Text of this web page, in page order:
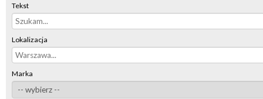
Tekst
Lokalizacja
Marka